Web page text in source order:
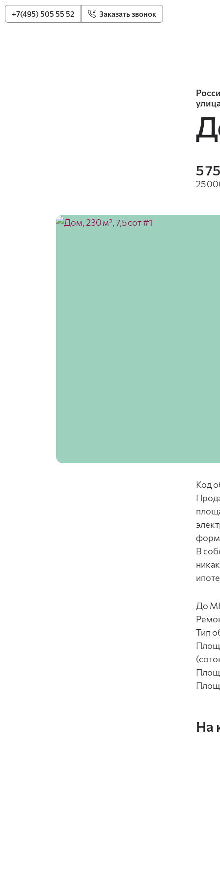
+7(495) 505 55 52 Заказать звонок
5
25
Код
В
До
Тип
На